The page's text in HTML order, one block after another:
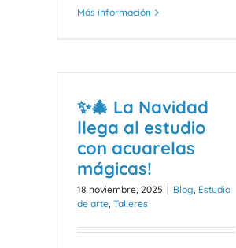
Más información
✨🎄 La Navidad
llega al estudio
con acuarelas
mágicas!
18 noviembre, 2025 | Blog, Estudio
de arte, Talleres